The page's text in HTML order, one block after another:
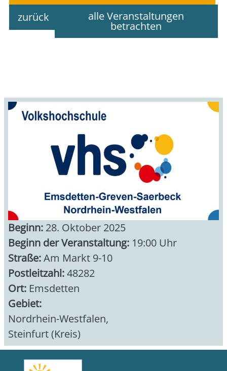
zurück
alle Veranstaltungen
betrachten
Beginn: 28. Oktober 2025
Beginn der Veranstaltung: 19:00 Uhr
Straße:Am Markt 9-10
Postleitzahl:48282
Ort: Emsdetten
Gebiet:
Nordrhein-Westfalen,
Steinfurt (Kreis)